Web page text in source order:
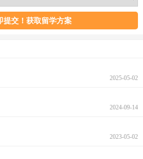
2025-05-02
2024-09-14
2023-05-02